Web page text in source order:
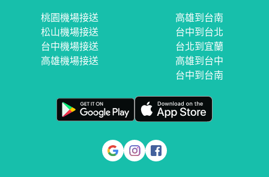
桃園機場接送
松山機場接送
台中機場接送
高雄機場接送
高雄到台南
台中到台北
台北到宜蘭
高雄到台中
台中到台南